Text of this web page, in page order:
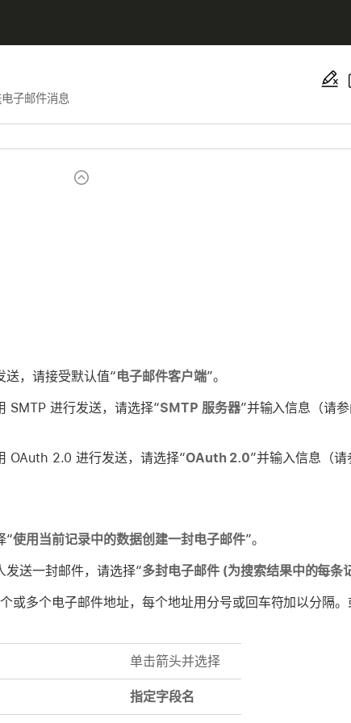
子邮件消息
送，请接受默认值“电子邮件客户端”。
SMTP 进行发送，请选择“SMTP 服务器”并输入信息（请
OAuth 2.0 进行发送，请选择“OAuth 2.0”并输入信息（请
“使用当前记录中的数据创建一封电子邮件”。
发送一封邮件，请选择“多封电子邮件 (为搜索结果中的每条
或多个电子邮件地址，每个地址用分号或回车符加以分隔
单击箭头并选择
指定字段名